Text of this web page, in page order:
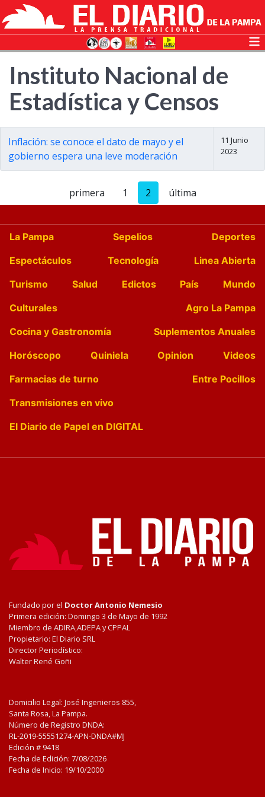
Instituto Nacional de
Estadística y Censos
Inflación: se conoce el dato de mayo y el
gobierno espera una leve moderación
11 Junio
2023
primera 1 2 última
La Pampa Sepelios
Deportes
Espectáculos
Tecnología
Linea Abierta
Turismo
Salud Edictos País
Mundo
Culturales
Agro La Pampa
Cocina y Gastronomía
Suplementos Anuales
Horóscopo
Quiniela Opinion
Videos
Farmacias de turno
Entre Pocillos
Transmisiones en vivo
El Diario de Papel en DIGITAL
Fundado por el Doctor Antonio Nemesio
Primera edición: Domingo 3 de Mayo de 1992
Miembro de ADIRA,ADEPA y CPPAL
Propietario: El Diario SRL
Director Periodístico:
Walter René Goñi
Domicilio Legal: José Ingenieros 855,
Santa Rosa, La Pampa.
Número de Registro DNDA:
RL-2019-55551274-APN-DNDA#MJ
Edición # 9418
Fecha de Edición: 7/08/2026
Fecha de Inicio: 19/10/2000